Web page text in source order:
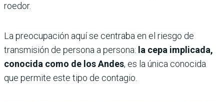
roedor.
La preocupación aquí se centraba en el riesgo de
transmisión de persona a persona: la cepa implicada,
conocida como de los Andes, es la única conocida
que permite este tipo de contagio.